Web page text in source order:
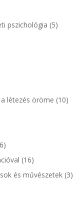
pszichológia (5)
létezés öröme (10)
(16)
és művészetek(3)